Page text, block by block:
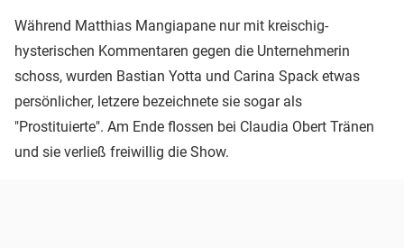
Während Matthias Mangiapane nur mit kreischig-
hysterischen Kommentaren gegen die Unternehmerin
schoss, wurden Bastian Yotta und Carina Spack etwas
persönlicher, letzere bezeichnete sie sogar als
"Prostituierte". Am Ende flossen bei Claudia Obert Tränen
und sie verließ freiwillig die Show.